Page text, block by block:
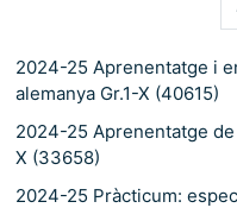
2024-25 Aprenentatge i
alemanya Gr.1-X (40615)
2024-25 Aprenentatge
X (33658)
2024-25 Pràcticum: